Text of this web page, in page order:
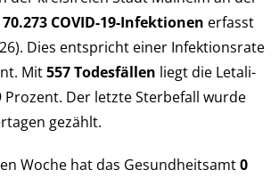
70.273 COVID-19-Infek­tio­nen er­fasst
Dies ent­spricht einer Infek­tions­rate
Mit557 Todes­fällen liegt die Let­a­li­
Pro­zent. Der letzte Sterbe­fall wurde
gezählt.
Woche hat das Ge­sund­heits­amt0